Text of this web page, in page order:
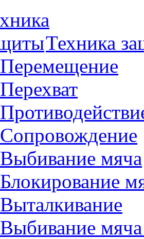
Техника
Перемещение
Перехват
Сопровождение
Выбивание мяча
Блокирование
Выталкивание
Выбивание